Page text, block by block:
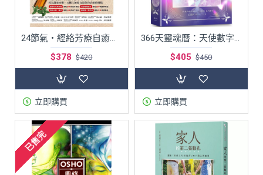
24節氣‧經絡芳療自癒全書：用12經絡強效配方油與按摩手法，掌握時機調體質、養氣血
$378 $420
立即購買
366天靈魂曆：天使數字、能量礦石、每日日記，掌握來自宇宙的靈性指引
$405 $450
立即購買
已售完